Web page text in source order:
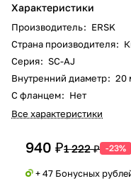
Характеристики
Производитель: ERSK
Страна производителя:
Серия: SC-AJ
Внутренний диаметр: 20
С фланцем: Нет
Все характеристики
940 ₽1 222 ₽ -23%
+ 47 Бонусных